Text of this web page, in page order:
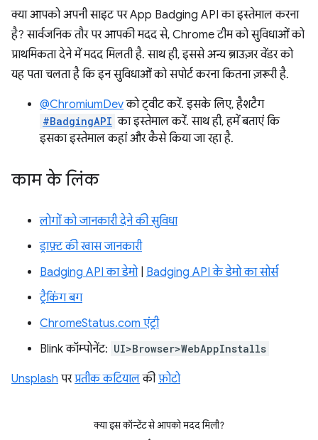
क्या आपको अपनी साइट पर App Badging API का इस्तेमाल करना
है? सार्वजनिक तौर पर आपकी मदद से, Chrome टीम को सुविधाओं को
प्राथमिकता देने में मदद मिलती है. साथ ही, इससे अन्य ब्राउज़र वेंडर को
यह पता चलता है कि इन सुविधाओं को सपोर्ट करना कितना ज़रूरी है.
@ChromiumDevको ट्वीट करें. इसके लिए, हैशटैग
#BadgingAPI का इस्तेमाल करें. साथ ही, हमें बताएं कि
इसका इस्तेमाल कहां और कैसे किया जा रहा है.
काम के लिंक
लोगों को जानकारी देने की सुविधा
ड्राफ़्ट की खास जानकारी
Badging API का डेमो| Badging API के डेमो का सोर्स
ट्रैकिंग बग
ChromeStatus.com एंट्री
Blink कॉम्पोनेंट: UI>Browser>WebAppInstalls
Unsplash परप्रतीक कटियालकीफ़ोटो
क्या इस कॉन्टेंट से आपको मदद मिली?